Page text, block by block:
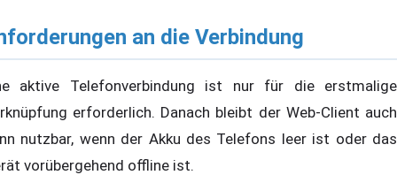
an die Verbindung
aktive Telefonverbindung ist nur für die erstmalige
erforderlich. Danach bleibt der Web-Client auch
nutzbar, wenn der Akku des Telefons leer ist oder das
vorübergehend offline ist.